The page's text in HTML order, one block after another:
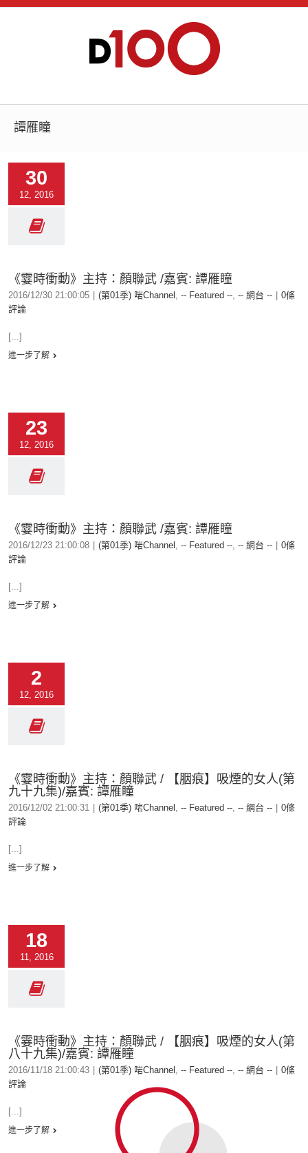
譚雁瞳
30
12, 2016
《霎時衝動》主持：顏聯武 /嘉賓: 譚雁瞳
2016/12/30 21:00:05 (第01季) 啱Channel , -- Featured --, -- 網台 --
0條
評論
[...]
進一步了解
23
12, 2016
《霎時衝動》主持：顏聯武 /嘉賓: 譚雁瞳
2016/12/23 21:00:08 (第01季) 啱Channel , -- Featured --, -- 網台 --
0條
評論
[...]
進一步了解
2
12, 2016
《霎時衝動》主持：顏聯武 / 【胭痕】吸煙的女人(第
九十九集)/嘉賓: 譚雁瞳
2016/12/02 21:00:31 (第01季) 啱Channel , -- Featured --, -- 網台 --
0條
評論
[...]
進一步了解
18
11, 2016
《霎時衝動》主持：顏聯武 / 【胭痕】吸煙的女人(第
八十九集)/嘉賓: 譚雁瞳
2016/11/18 21:00:43 (第01季) 啱Channel , -- Featured --, -- 網台 --
0條
評論
[...]
進一步了解